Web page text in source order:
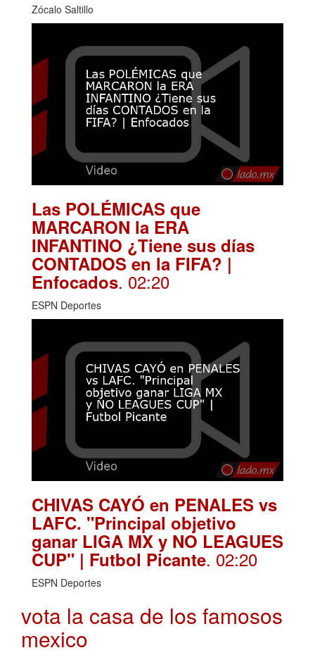
Zócalo Saltillo
Las POLÉMICAS que
MARCARON la ERA
INFANTINO ¿Tiene sus días
CONTADOS en la FIFA? |
Enfocados. 02:20
ESPN Deportes
CHIVAS CAYÓ en PENALES vs
LAFC. "Principal objetivo
ganar LIGA MX y NO LEAGUES
CUP" | Futbol Picante. 02:20
ESPN Deportes
vota la casa de los famosos
mexico